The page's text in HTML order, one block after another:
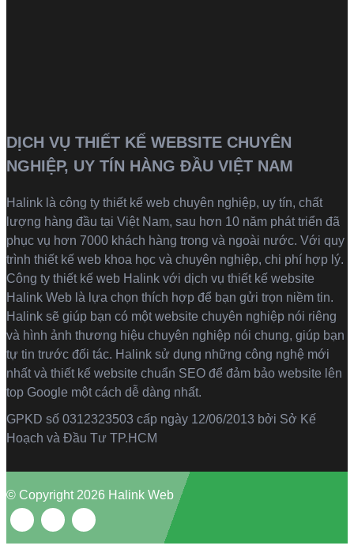
DỊCH VỤ THIẾT KẾ WEBSITE CHUYÊN
NGHIỆP, UY TÍN HÀNG ĐẦU VIỆT NAM
Halink là công ty thiết kế web chuyên nghiệp, uy tín, chất
lượng hàng đầu tại Việt Nam, sau hơn 10 năm phát triển đã
phục vụ hơn 7000 khách hàng trong và ngoài nước. Với quy
trình thiết kế web khoa học và chuyên nghiệp, chi phí hợp lý.
Công ty thiết kế web Halink với dịch vụ thiết kế website
Halink Web là lựa chọn thích hợp để bạn gửi trọn niềm tin.
Halink sẽ giúp bạn có một website chuyên nghiệp nói riêng
và hình ảnh thương hiệu chuyên nghiệp nói chung, giúp bạn
tự tin trước đối tác. Halink sử dụng những công nghệ mới
nhất và thiết kế website chuẩn SEO để đảm bảo website lên
top Google một cách dễ dàng nhất.
GPKD số 0312323503 cấp ngày 12/06/2013 bởi Sở Kế
Hoạch và Đầu Tư TP.HCM
© Copyright 2026 Halink Web